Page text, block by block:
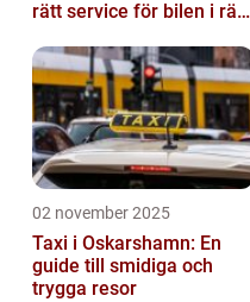
rätt service för bilen i rätt
02 november 2025
Taxi i Oskarshamn: En
guide till smidiga och
trygga resor